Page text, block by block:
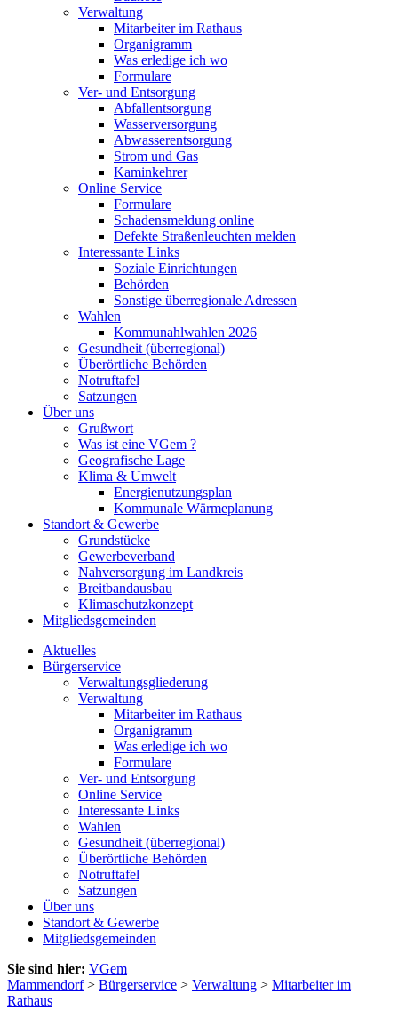
Verwaltung
Mitarbeiter im Rathaus
Organigramm
Was erledige ich wo
Formulare
Ver- und Entsorgung
Abfallentsorgung
Wasserversorgung
Abwasserentsorgung
Strom und Gas
Kaminkehrer
Online Service
Formulare
Schadensmeldung online
Defekte Straßenleuchten melden
Interessante Links
Soziale Einrichtungen
Behörden
Sonstige überregionale Adressen
Wahlen
Kommunahlwahlen 2026
Gesundheit (überregional)
Überörtliche Behörden
Notruftafel
Satzungen
Über uns
Grußwort
Was ist eine VGem ?
Geografische Lage
Klima & Umwelt
Energienutzungsplan
Kommunale Wärmeplanung
Standort & Gewerbe
Grundstücke
Gewerbeverband
Nahversorgung im Landkreis
Breitbandausbau
Klimaschutzkonzept
Mitgliedsgemeinden
Aktuelles
Bürgerservice
Verwaltungsgliederung
Verwaltung
Mitarbeiter im Rathaus
Organigramm
Was erledige ich wo
Formulare
Ver- und Entsorgung
Online Service
Interessante Links
Wahlen
Gesundheit (überregional)
Überörtliche Behörden
Notruftafel
Satzungen
Über uns
Standort & Gewerbe
Mitgliedsgemeinden
Sie sind hier: VGem
Mammendorf> Bürgerservice > Verwaltung > Mitarbeiter im
Rathaus